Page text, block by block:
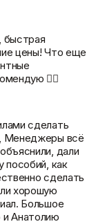
быстрая
цены! Что еще
👌🏻
сделать
Менеджеры всё
дали
пособий, как
сделать
хорошую
Большое
Анатолию